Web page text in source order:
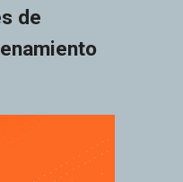
de